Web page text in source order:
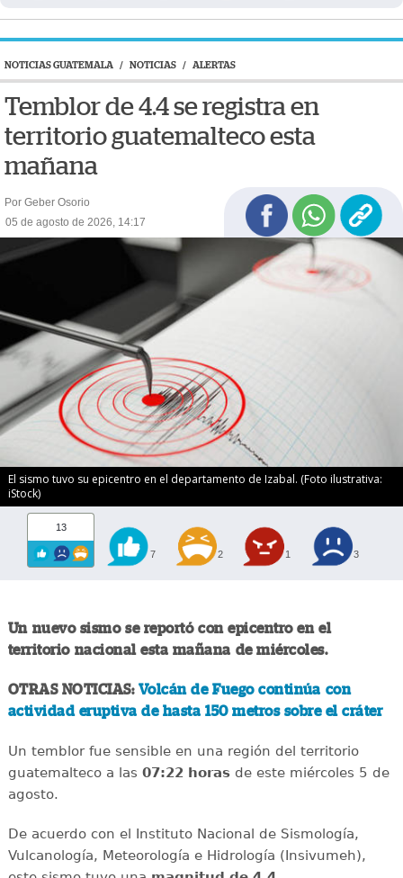
NOTICIAS GUATEMALA / NOTICIAS / ALERTAS
Temblor de 4.4 se registra en
territorio guatemalteco esta
mañana
Por Geber Osorio
05 de agosto de 2026, 14:17
El sismo tuvo su epicentro en el departamento de Izabal. (Foto ilustrativa:
iStock)
13
7 2 1 3
Un nuevo sismo se reportó con epicentro en el
territorio nacional esta mañana de miércoles.
OTRAS NOTICIAS: Volcán de Fuego continúa con
actividad eruptiva de hasta 150 metros sobre el cráter
Un temblor fue sensible en una región del territorio
guatemalteco a las 07:22 horasde este miércoles 5 de
agosto.
De acuerdo con el Instituto Nacional de Sismología,
Vulcanología, Meteorología e Hidrología (Insivumeh),